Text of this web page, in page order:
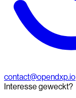
contact@opendxp.io
Interesse geweckt?